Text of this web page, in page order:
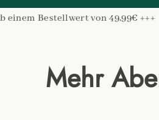
von 49,99€ +++
Mehr